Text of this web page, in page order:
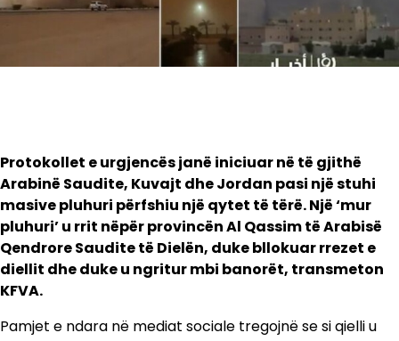
Protokollet e urgjencës janë iniciuar në të gjithë
Arabinë Saudite, Kuvajt dhe Jordan pasi një stuhi
masive pluhuri përfshiu një qytet të tërë. Një ‘mur
pluhuri’ u rrit nëpër provincën Al Qassim të Arabisë
Qendrore Saudite të Dielën, duke bllokuar rrezet e
diellit dhe duke u ngritur mbi banorët, transmeton
KFVA.
Pamjet e ndara në mediat sociale tregojnë se si qielli u